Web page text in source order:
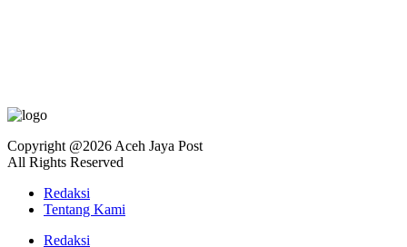
Copyright @2026 Aceh Jaya Post
All Rights Reserved
Redaksi
Tentang Kami
Redaksi